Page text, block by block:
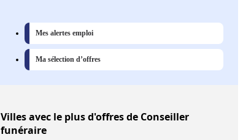
Mes alertes emploi
Ma sélection d’offres
Villesavec le plus d'offres de Conseiller
funéraire